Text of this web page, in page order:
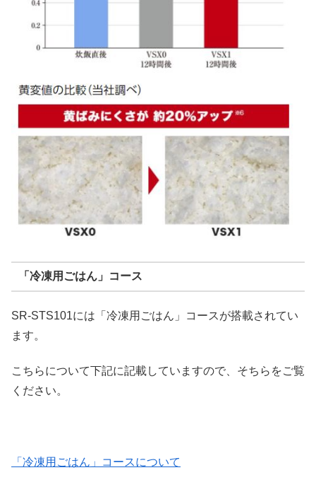
「冷凍用ごはん」コース
SR-STS101には「冷凍用ごはん」コースが搭載されてい
ます。
こちらについて下記に記載していますので、そちらをご覧
ください。
「冷凍用ごはん」コースについて